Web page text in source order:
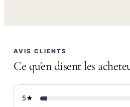
AVIS CLIENTS
Ce qu'en disent les
5★